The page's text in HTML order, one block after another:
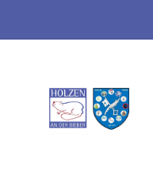
content
main
footer